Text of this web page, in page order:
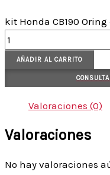
kit Honda CB190
AÑADIR AL CARRITO
Valoraciones (0)
Valoraciones
No hay valoraciones